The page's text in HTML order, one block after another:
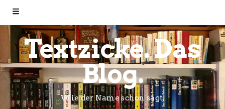
Textzicke. Das
Blog.
Wie der Name schon sagt.